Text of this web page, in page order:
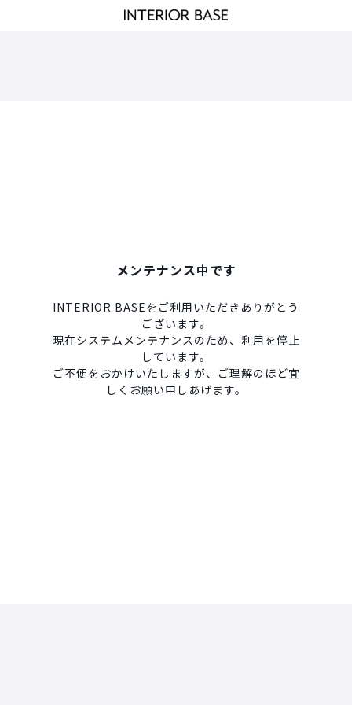
メンテナンス中です
INTERIOR BASEをご利用いただきありがとう
ございます。
現在システムメンテナンスのため、利用を停止
しています。
ご不便をおかけいたしますが、ご理解のほど宜
しくお願い申しあげます。